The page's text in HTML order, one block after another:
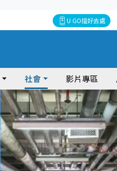
U GO搵好去處
社會 影片專區